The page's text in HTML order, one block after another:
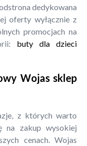
dedykowana
oferty wyłącznie z
promocjach na
buty dla dzieci
Wojas sklep
z których warto
na zakup wysokiej
cenach. Wojas